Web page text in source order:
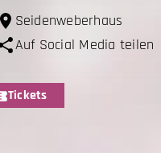
Seidenweberhaus
Auf Social Media teilen
Tickets